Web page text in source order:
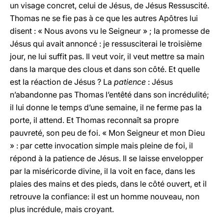
un visage concret, celui de Jésus, de Jésus Ressuscité.
Thomas ne se fie pas à ce que les autres Apôtres lui
disent : « Nous avons vu le Seigneur » ; la promesse de
Jésus qui avait annoncé : je ressusciterai le troisième
jour, ne lui suffit pas. Il veut voir, il veut mettre sa main
dans la marque des clous et dans son côté. Et quelle
est la réaction de Jésus ? La patience : Jésus
n’abandonne pas Thomas l’entêté dans son incrédulité;
il lui donne le temps d’une semaine, il ne ferme pas la
porte, il attend. Et Thomas reconnaît sa propre
pauvreté, son peu de foi. « Mon Seigneur et mon Dieu
» : par cette invocation simple mais pleine de foi, il
répond à la patience de Jésus. Il se laisse envelopper
par la miséricorde divine, il la voit en face, dans les
plaies des mains et des pieds, dans le côté ouvert, et il
retrouve la confiance: il est un homme nouveau, non
plus incrédule, mais croyant.